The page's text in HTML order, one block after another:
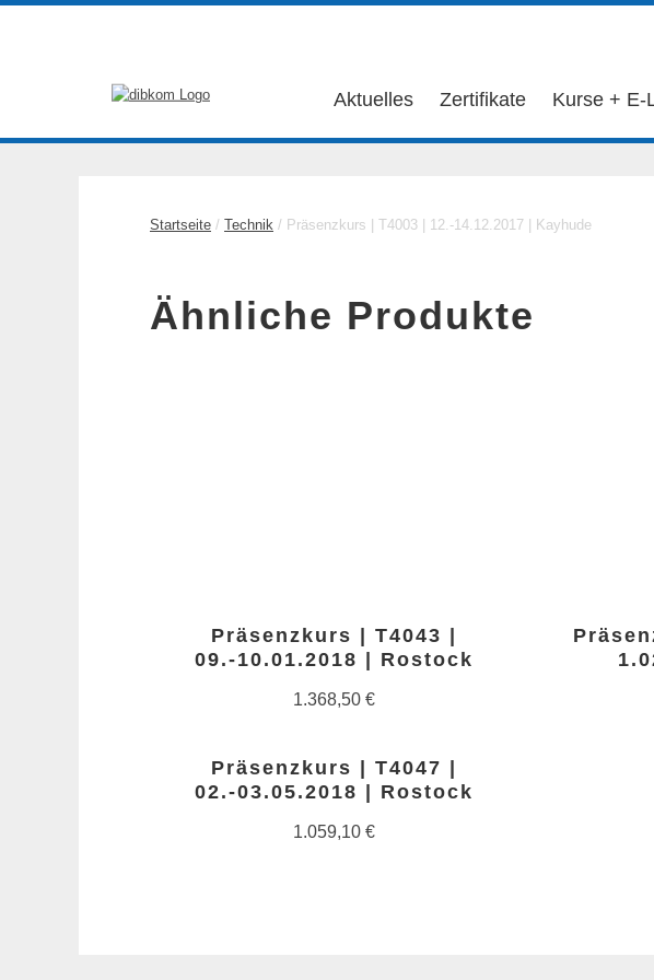
Aktuelles Zertifikate Kurse + E-
Startseite / Technik / Präsenzkurs | T4003 | 12.-14.12.2017 | Kayhude
Ähnliche Produkte
Präsenzkurs | T4043 |
09.-10.01.2018 | Rostock
1.368,50 €
Präsenzkurs | T4047 |
02.-03.05.2018 | Rostock
1.059,10 €